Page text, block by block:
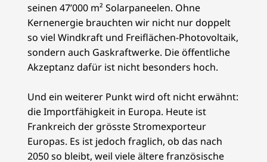
seinen 47’000 m² Solarpaneelen. Ohne
Kernenergie brauchten wir nicht nur doppelt
so viel Windkraft und Freiflächen-Photovoltaik,
sondern auch Gaskraftwerke. Die öffentliche
Akzeptanz dafür ist nicht besonders hoch.
Und ein weiterer Punkt wird oft nicht erwähnt:
die Importfähigkeit in Europa. Heute ist
Frankreich der grösste Stromexporteur
Europas. Es ist jedoch fraglich, ob das nach
2050 so bleibt, weil viele ältere französische